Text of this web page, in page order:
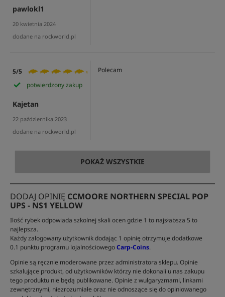
pawlokl1
20 kwietnia 2024
dodane na rockworld.pl
5/5
potwierdzony zakup
Kajetan
22 października 2023
dodane na rockworld.pl
Polecam
POKAŻ WSZYSTKIE
DODAJ OPINIĘ CCMOORE NORTHERN SPECIAL POP
UPS - NS1 YELLOW
Ilość rybek odpowiada szkolnej skali ocen gdzie 1 to najsłabsza 5 to
najlepsza.
Każdy zalogowany użytkownik dodając 1 opinię otrzymuje dodatkowe
0.1 punktu programu lojalnościowegoCarp-Coins.
Opinie są ręcznie moderowane przez administratora sklepu. Opinie
szkalujące produkt, od użytkowników którzy nie dokonali u nas zakupu
tego produktu nie będą publikowane. Opinie z wulgaryzmami, linkami
zewnętrznymi, niezrozumiałe oraz nie odnoszące się do opiniowanego